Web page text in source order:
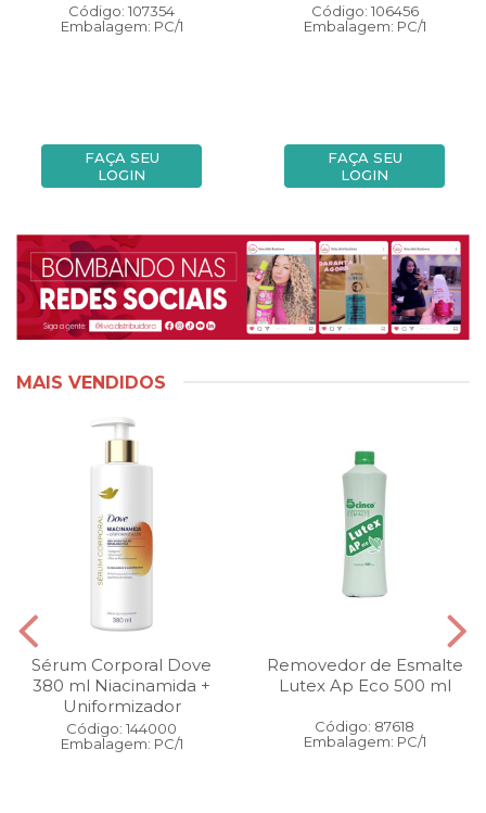
Código: 107354
Embalagem: PC/1
FAÇA SEU
LOGIN
Código: 106456
Embalagem: PC/1
FAÇA SEU
LOGIN
MAIS VENDIDOS
Sérum Corporal Dove
380 ml Niacinamida +
Uniformizador
Código: 144000
Embalagem: PC/1
Removedor de Esmalte
Lutex Ap Eco 500 ml
Código: 87618
Embalagem: PC/1